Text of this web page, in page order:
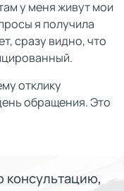
у меня живут мои
я получила
сразу видно, что
отклику
обращения. Это
консультацию,